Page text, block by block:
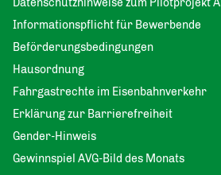
Datenschutzhinweise zum Pilotprojekt
Informationspflicht für Bewerbende
Beförderungsbedingungen
Hausordnung
Fahrgastrechte im Eisenbahnverkehr
Erklärung zur Barrierefreiheit
Gender-Hinweis
Gewinnspiel AVG-Bild des Monats